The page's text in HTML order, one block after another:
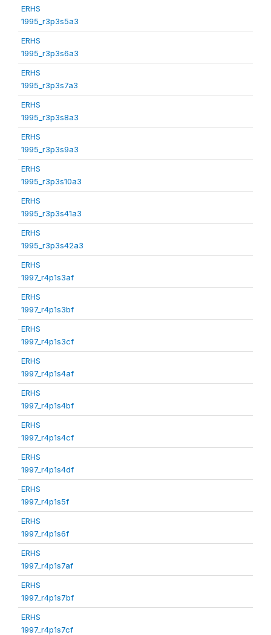
ERHS
1995_r3p3s5a3
ERHS
1995_r3p3s6a3
ERHS
1995_r3p3s7a3
ERHS
1995_r3p3s8a3
ERHS
1995_r3p3s9a3
ERHS
1995_r3p3s10a3
ERHS
1995_r3p3s41a3
ERHS
1995_r3p3s42a3
ERHS
1997_r4p1s3af
ERHS
1997_r4p1s3bf
ERHS
1997_r4p1s3cf
ERHS
1997_r4p1s4af
ERHS
1997_r4p1s4bf
ERHS
1997_r4p1s4cf
ERHS
1997_r4p1s4df
ERHS
1997_r4p1s5f
ERHS
1997_r4p1s6f
ERHS
1997_r4p1s7af
ERHS
1997_r4p1s7bf
ERHS
1997_r4p1s7cf